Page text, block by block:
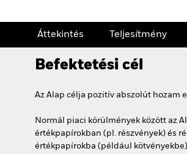
Áttekintés Teljesítmény
Befektetési cél
Az Alap célja pozitív abszolút hozam
Normál piaci körülmények között az
értékpapírokban (pl. részvények) és
értékpapírokba (például